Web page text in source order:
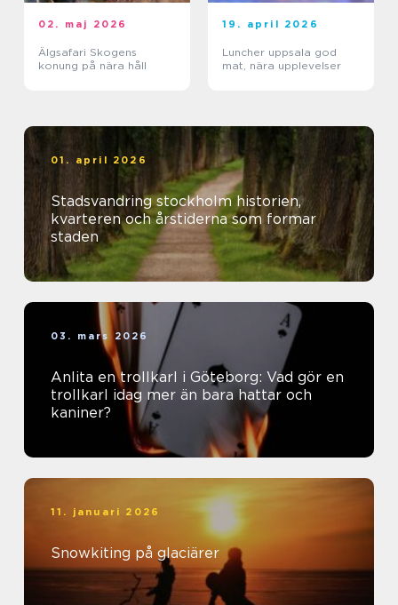
02. maj 2026
Älgsafari Skogens
konung på nära håll
19. april 2026
Luncher uppsala god
mat, nära upplevelser
01. april 2026
Stadsvandring stockholm historien,
kvarteren och årstiderna som formar
staden
03. mars 2026
Anlita en trollkarl i Göteborg: Vad gör en
trollkarl idag mer än bara hattar och
kaniner?
11. januari 2026
Snowkiting på glaciärer